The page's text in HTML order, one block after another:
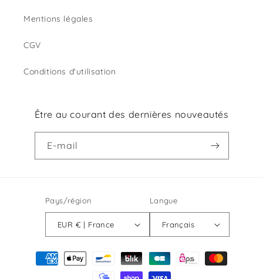
Mentions légales
CGV
Conditions d'utilisation
Être au courant des dernières nouveautés
E-mail
Pays/région
EUR € | France
Langue
Français
Moyens